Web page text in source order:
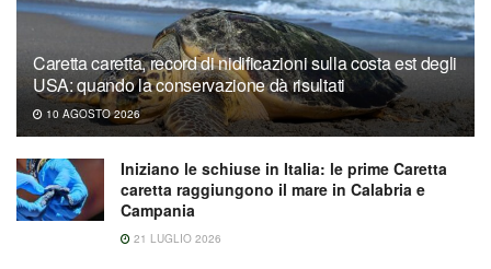
Caretta caretta, record di nidificazioni sulla costa est degli
USA: quando la conservazione dà risultati
10 AGOSTO 2026
Iniziano le schiuse in Italia: le prime Caretta
caretta raggiungono il mare in Calabria e
Campania
21 LUGLIO 2026